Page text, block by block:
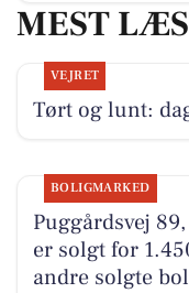
MEST
VEJRET
Tørt og lunt:
BOLIGMARKED
Puggårdsvej
er solgt for
andre solgte